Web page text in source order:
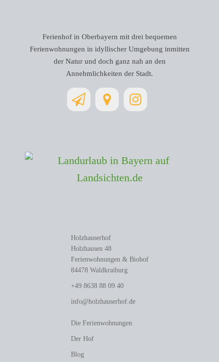
Ferienhof in Oberbayern mit drei bequemen
Ferienwohnungen in idyllischer Umgebung inmitten
der Natur und doch ganz nah an den
Annehmlichkeiten der Stadt.
Holzhauserhof
Holzhausen 48
Ferienwohnungen & Biohof
84478 Waldkraiburg
+49 8638 88 09 40
info@holzhauserhof.de
Die Ferienwohnungen
Der Hof
Blog